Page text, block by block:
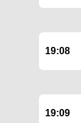
19:08
19:09